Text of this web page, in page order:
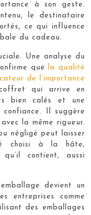
à son geste.
le destinataire
ce qui influence
du cadeau.
Une analyse du
quela qualité
de l’importance
qui arrive en
bien calés et une
confiance. Il suggère
la même rigueur.
négligé peut laisser
choisi à la hâte,
contient, aussi
devient un
entreprises comme
des emballages